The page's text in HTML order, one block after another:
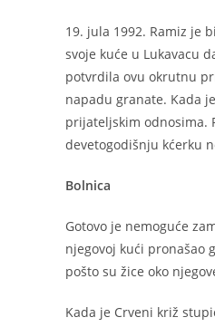
19. jula 1992. Ramiz je
svoje kuće u Lukavacu
potvrdila ovu okrutnu
napadu granate. Kada
prijateljskim odnosima.
devetogodišnju kćerku
Bolnica
Gotovo je nemoguće
njegovoj kući pronašao
pošto su žice oko
Kada je Crveni križ